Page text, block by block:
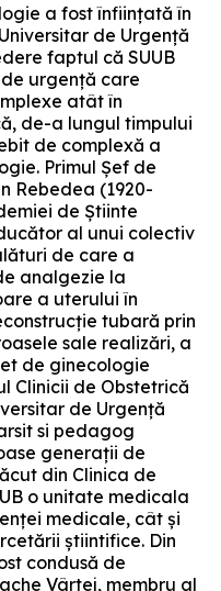
a fost înfiinţată în
de Urgenţă
faptul că SUUB
urgenţă care
atât în
de-a lungul timpului
de complexă a
Primul Șef de
Rebedea (1920-
de Știinte
al unui colectiv
de care a
analgezie la
a uterului în
tubară prin
sale realizări, a
de ginecologie
Clinicii de Obstetrică
de Urgenţă
si pedagog
generații de
din Clinica de
o unitate medicala
medicale, cât și
știintifice. Din
condusă de
Vârtej, membru al